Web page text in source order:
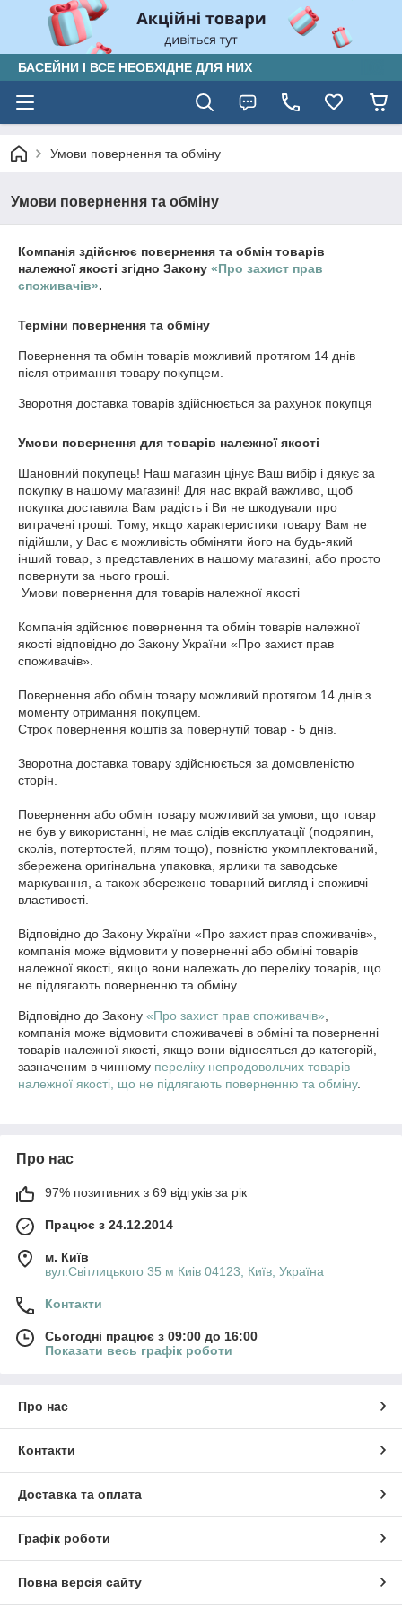
БАСЕЙНИ І ВСЕ НЕОБХІДНЕ ДЛЯ НИХ
Умови повернення та обміну
Умови повернення та обміну
Компанія здійснює повернення та обмін товарів
належної якості згідно Закону «Про захист прав
споживачів».
Терміни повернення та обміну
Повернення та обмін товарів можливий протягом 14 днів
після отримання товару покупцем.
Зворотня доставка товарів здійснюється за рахунок покупця
Умови повернення для товарів належної якості
Шановний покупець! Наш магазин цінує Ваш вибір і дякує за
покупку в нашому магазині! Для нас вкрай важливо, щоб
покупка доставила Вам радість і Ви не шкодували про
витрачені гроші. Тому, якщо характеристики товару Вам не
підійшли, у Вас є можливість обміняти його на будь-який
інший товар, з представлених в нашому магазині, або просто
повернути за нього гроші.
Компанія здійснює повернення та обмін товарів належної
якості відповідно до Закону України «Про захист прав
споживачів».
Повернення або обмін товару можливий протягом 14 днів з
моменту отримання покупцем.
Строк повернення коштів за повернутій товар - 5 днів.
Зворотна доставка товару здійснюється за домовленістю
сторін.
Повернення або обмін товару можливий за умови, що товар
не був у використанні, не має слідів експлуатації (подряпин,
сколів, потертостей, плям тощо), повністю укомплектований,
збережена оригінальна упаковка, ярлики та заводське
маркування, а також збережено товарний вигляд і споживчі
властивості.
Відповідно до Закону України «Про захист прав споживачів»,
компанія може відмовити у поверненні або обміні товарів
належної якості, якщо вони належать до переліку товарів, що
не підлягають поверненню та обміну.
Відповідно до Закону «Про захист прав споживачів»
компанія може відмовити споживачеві в обміні та поверненні
товарів належної якості, якщо вони відносяться до категорій,
зазначеним в чинному переліку непродовольчих товарів
належної якості, що не підлягають поверненню та обміну.
Про нас
97% позитивних з 69 відгуків за рік
Працює з 24.12.2014
м. Київ
вул.Світлицького 35 м Киів 04123, Київ, Україна
Контакти
Сьогодні працює з 09:00 до 16:00
Показати весь графік роботи
Про нас
Контакти
Доставка та оплата
Графік роботи
Повна версія сайту